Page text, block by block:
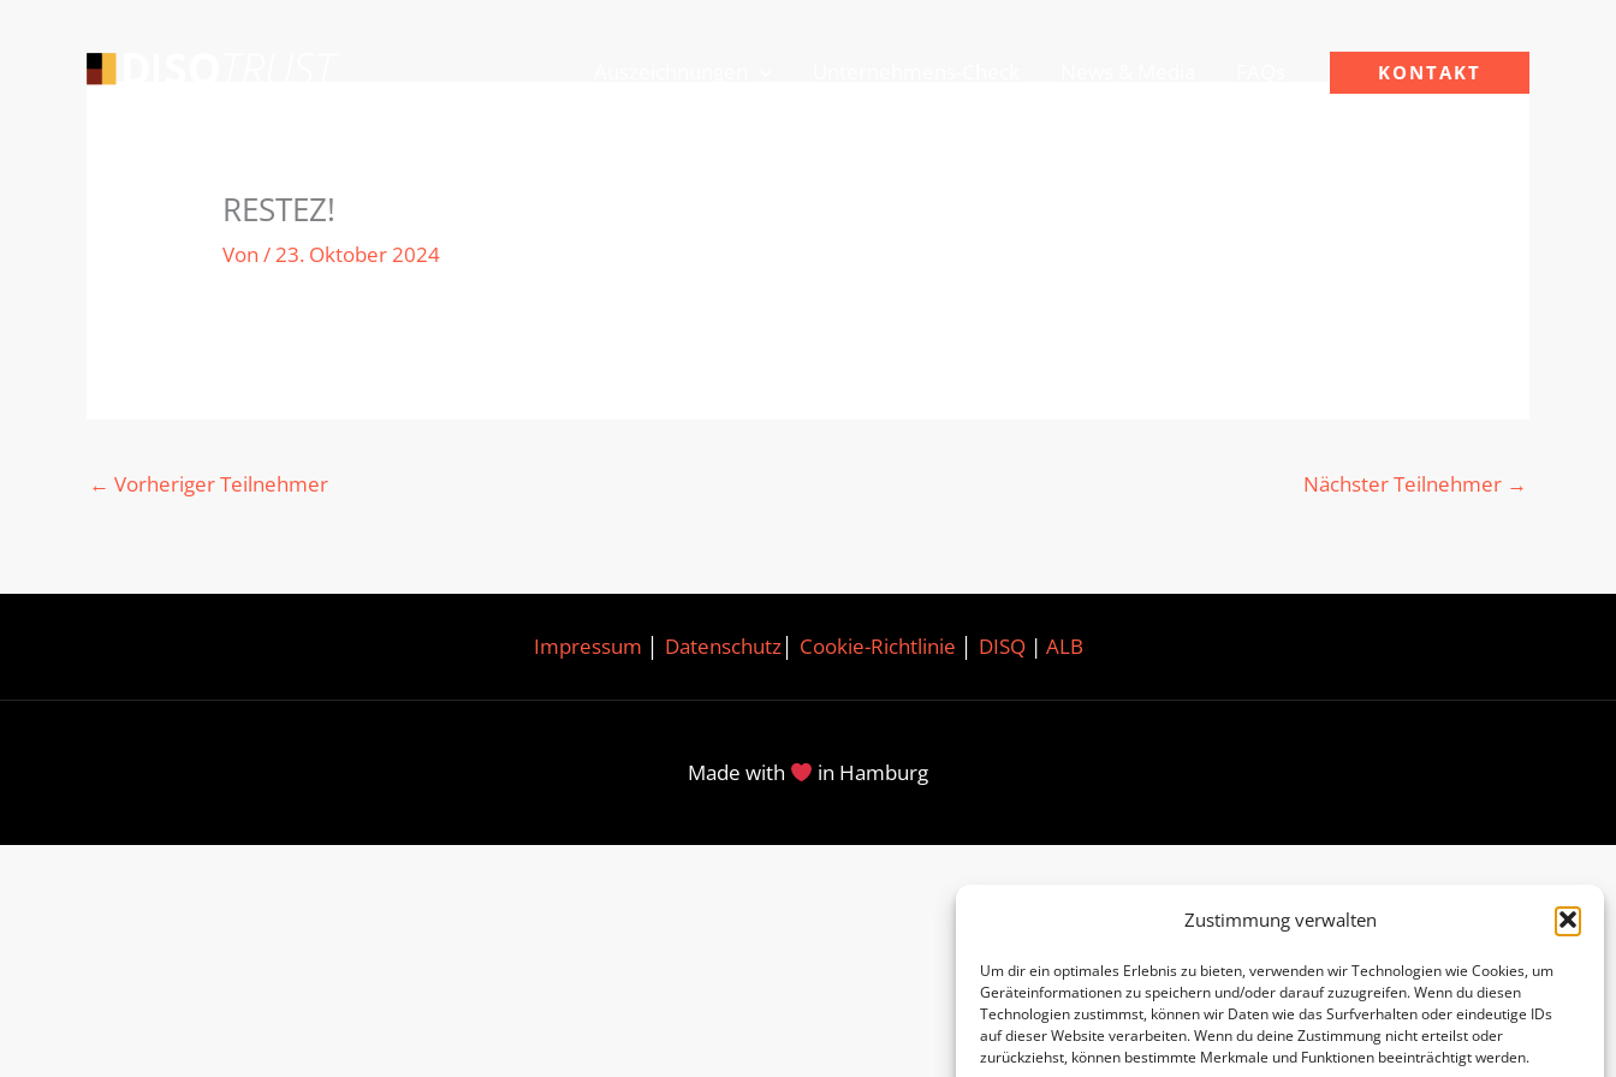
Zustimmung verwalten
Um dir ein optimales Erlebnis zu bieten, verwenden wir Technologien wie Cookies, um
Geräteinformationen zu speichern und/oder darauf zuzugreifen. Wenn du diesen
Technologien zustimmst, können wir Daten wie das Surfverhalten oder eindeutige IDs
auf dieser Website verarbeiten. Wenn du deine Zustimmung nicht erteilst oder
zurückziehst, können bestimmte Merkmale und Funktionen beeinträchtigt werden.
KONTAKT
RESTEZ!
Von/23. Oktober 2024
← Vorheriger Teilnehmer Nächster Teilnehmer →
Impressum Datenschutz│ Cookie-Richtlinie DISQ| ALB
Made with in Hamburg